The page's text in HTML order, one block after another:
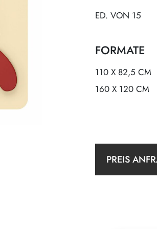
ED. VON 15
FORMATE
110 X 82,5 CM
160 X 120 CM
PREIS